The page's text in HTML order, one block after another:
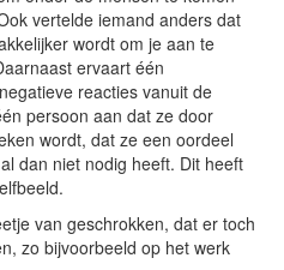
vertelde iemand anders dat
wordt om je aan te
ervaart één
reacties vanuit de
persoon aan dat ze door
wordt, dat ze een oordeel
dan niet nodig heeft. Dit heeft
van geschrokken, dat er toch
zo bijvoorbeeld op het werk